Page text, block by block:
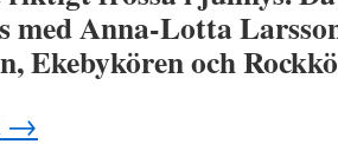
med Anna-Lotta
Ekebykören och
→